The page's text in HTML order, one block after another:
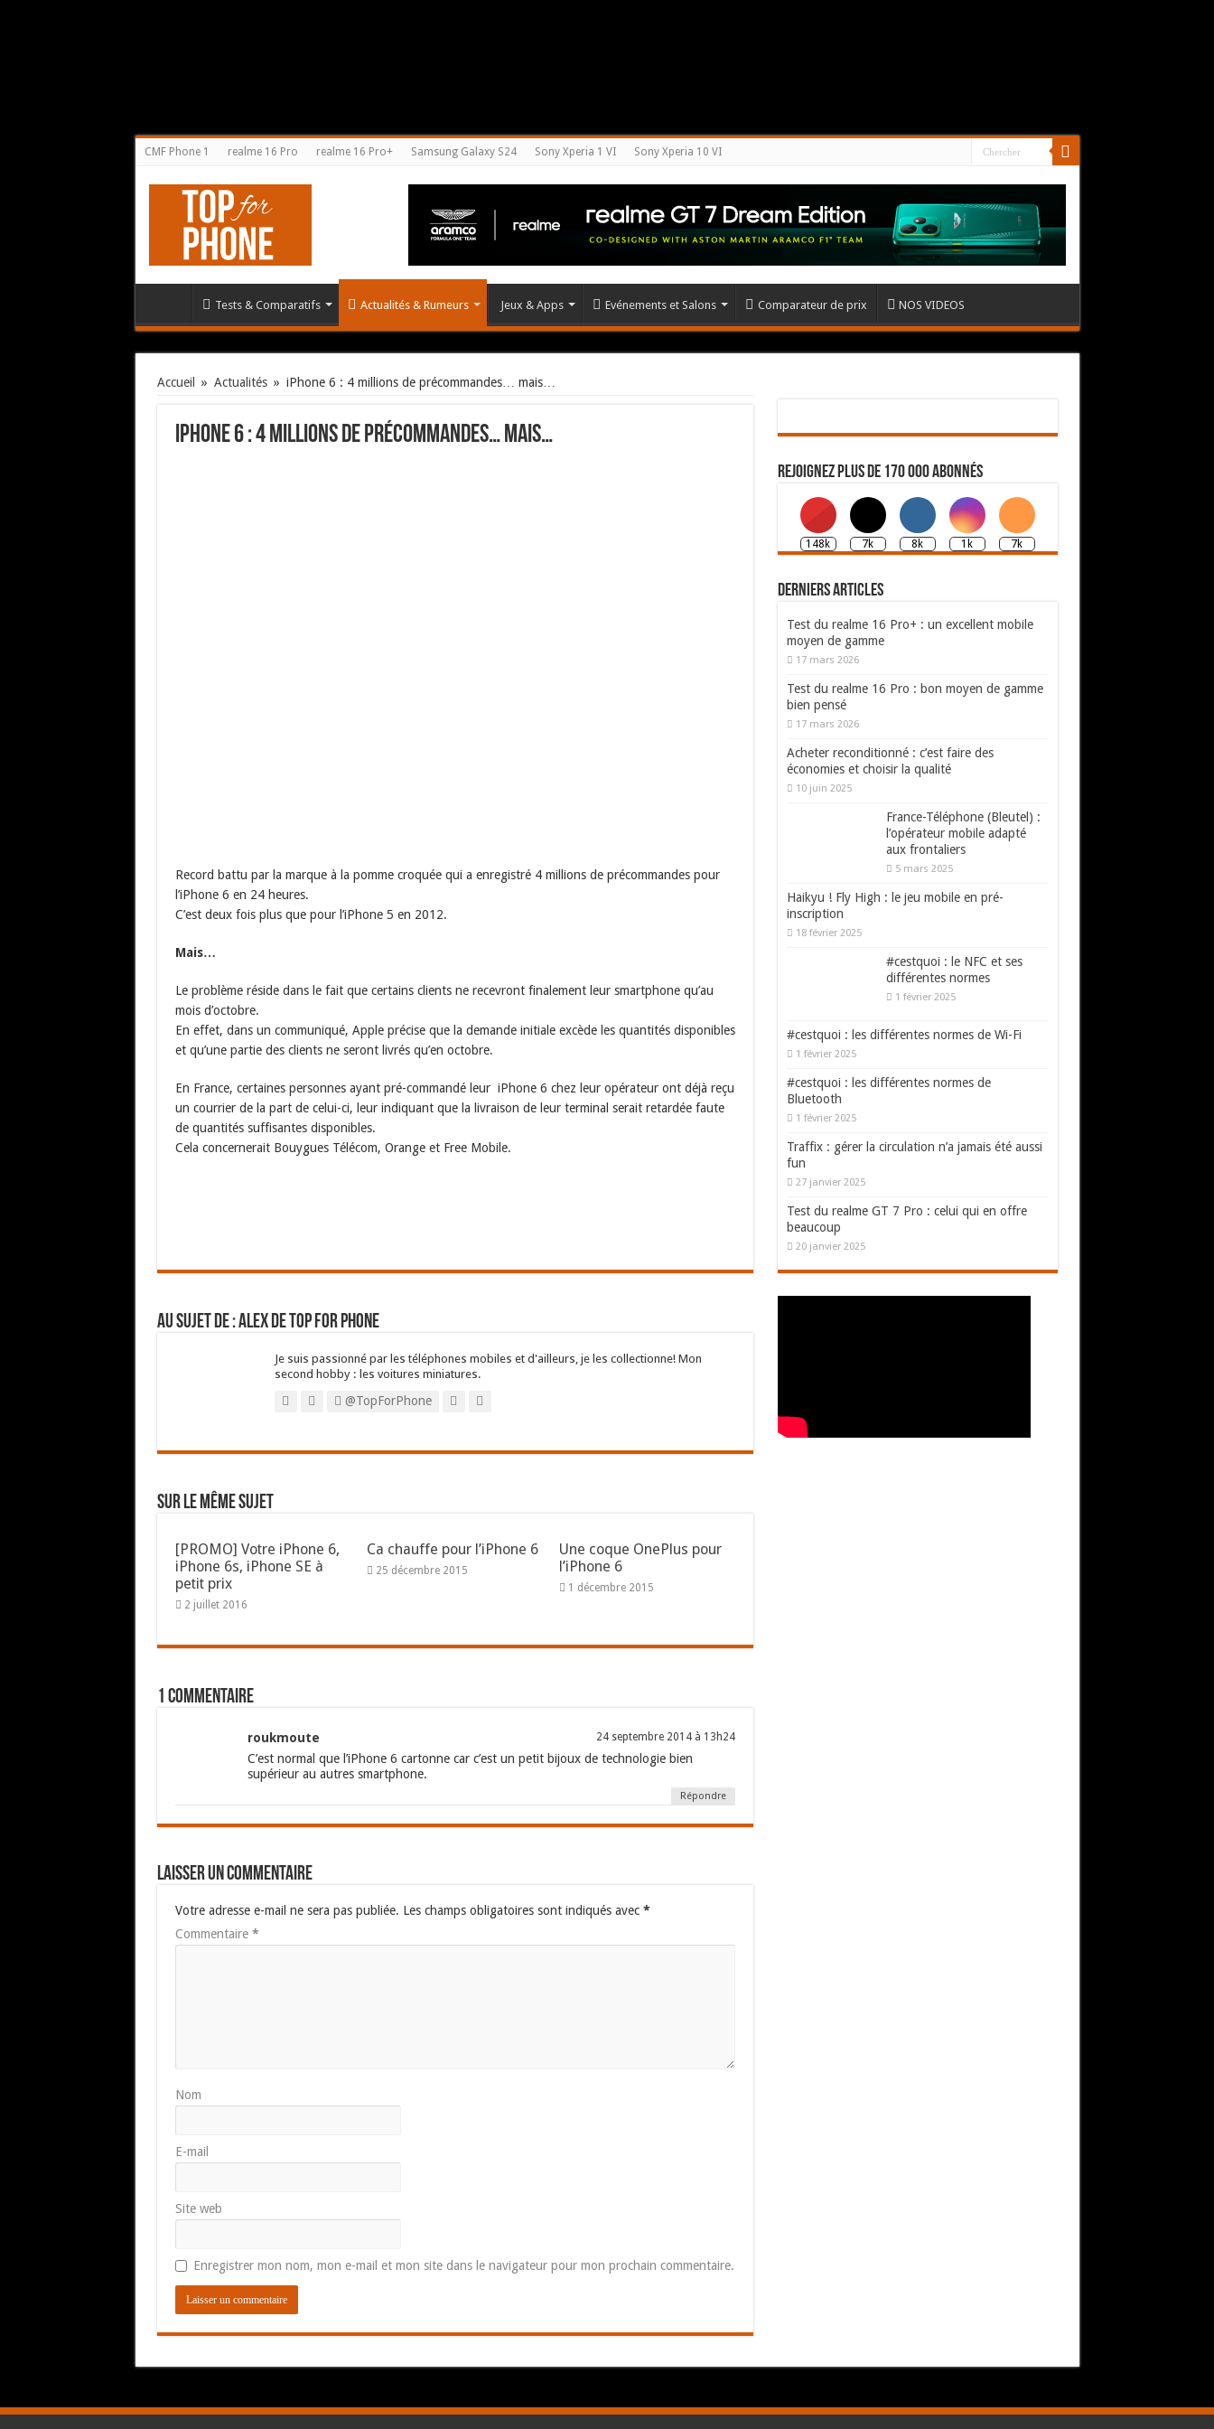
CMF Phone 1 realme 16 Pro realme 16 Pro+ Samsung Galaxy S24 Sony Xperia 1 VI Sony Xperia 10 VI
Tests & Comparatifs Actualités & Rumeurs Jeux & Apps Evénements et Salons Comparateur de prix NOS VIDEOS
Accueil » Actualités » iPhone 6 : 4 millions de précommandes… mais…
iPhone 6 : 4 millions de précommandes… mais…
Record battu par la marque à la pomme croquée qui a enregistré 4 millions de précommandes pour
l’iPhone 6 en 24 heures.
C’est deux fois plus que pour l’iPhone 5 en 2012.
Mais…
Le problème réside dans le fait que certains clients ne recevront finalement leur smartphone qu’au
mois d’octobre.
En effet, dans un communiqué, Apple précise que la demande initiale excède les quantités disponibles
et qu’une partie des clients ne seront livrés qu’en octobre.
En France, certaines personnes ayant pré-commandé leur iPhone 6 chez leur opérateur ont déjà reçu
un courrier de la part de celui-ci, leur indiquant que la livraison de leur terminal serait retardée faute
de quantités suffisantes disponibles.
Cela concernerait Bouygues Télécom, Orange et Free Mobile.
Au sujet de : Alex de Top For Phone
Je suis passionné par les téléphones mobiles et d'ailleurs, je les collectionne! Mon
second hobby : les voitures miniatures.
@TopForPhone
Sur le même sujet
[PROMO] Votre iPhone 6,
iPhone 6s, iPhone SE à
petit prix
2 juillet 2016
Ca chauffe pour l’iPhone 6
25 décembre 2015
Une coque OnePlus pour
l’iPhone 6
1 décembre 2015
1 commentaire
roukmoute 24 septembre 2014 à 13h24
C’est normal que l’iPhone 6 cartonne car c’est un petit bijoux de technologie bien
supérieur au autres smartphone.
Répondre
Laisser un commentaire
Votre adresse e-mail ne sera pas publiée. Les champs obligatoires sont indiqués avec *
Commentaire *
Nom
E-mail
Site web
Enregistrer mon nom, mon e-mail et mon site dans le navigateur pour mon prochain commentaire.
Rejoignez plus de 170 000 abonnés
148k 7k 8k 1k 7k
Derniers articles
Test du realme 16 Pro+ : un excellent mobile
moyen de gamme
17 mars 2026
Test du realme 16 Pro : bon moyen de gamme
bien pensé
17 mars 2026
Acheter reconditionné : c’est faire des
économies et choisir la qualité
10 juin 2025
France-Téléphone (Bleutel) :
l’opérateur mobile adapté
aux frontaliers
5 mars 2025
Haikyu ! Fly High : le jeu mobile en pré-
inscription
18 février 2025
#cestquoi : le NFC et ses
différentes normes
1 février 2025
#cestquoi : les différentes normes de Wi-Fi
1 février 2025
#cestquoi : les différentes normes de
Bluetooth
1 février 2025
Traffix : gérer la circulation n’a jamais été aussi
fun
27 janvier 2025
Test du realme GT 7 Pro : celui qui en offre
beaucoup
20 janvier 2025